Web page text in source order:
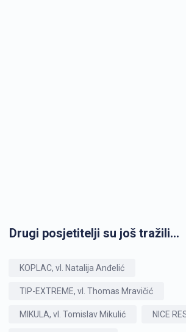
Drugi posjetitelji su još tražili...
KOPLAC, vl. Natalija Anđelić
TIP-EXTREME, vl. Thomas Mravičić
MIKULA, vl. Tomislav Mikulić NICE